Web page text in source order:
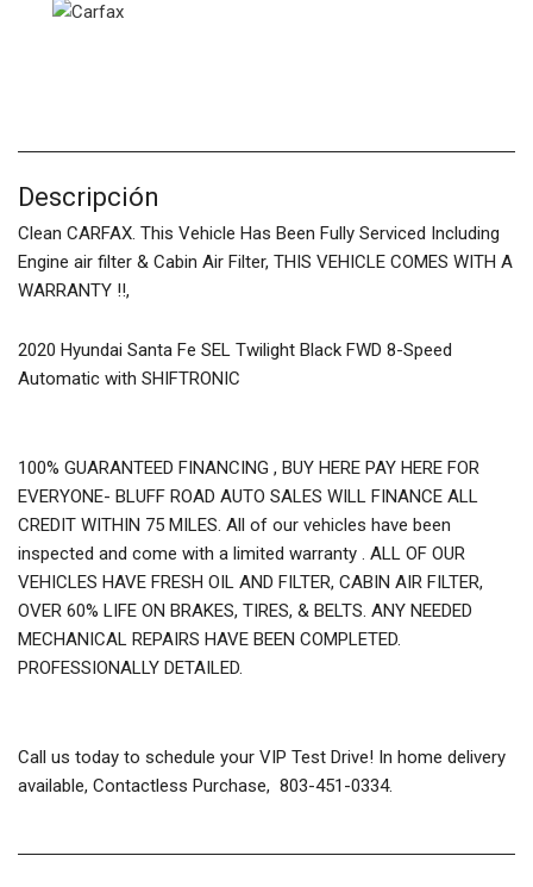
Descripción
Clean CARFAX. This Vehicle Has Been Fully Serviced Including
Engine air filter & Cabin Air Filter, THIS VEHICLE COMES WITH A
WARRANTY !!,
2020 Hyundai Santa Fe SEL Twilight Black FWD 8-Speed
Automatic with SHIFTRONIC
100% GUARANTEED FINANCING , BUY HERE PAY HERE FOR
EVERYONE- BLUFF ROAD AUTO SALES WILL FINANCE ALL
CREDIT WITHIN 75 MILES. All of our vehicles have been
inspected and come with a limited warranty . ALL OF OUR
VEHICLES HAVE FRESH OIL AND FILTER, CABIN AIR FILTER,
OVER 60% LIFE ON BRAKES, TIRES, & BELTS. ANY NEEDED
MECHANICAL REPAIRS HAVE BEEN COMPLETED.
PROFESSIONALLY DETAILED.
Call us today to schedule your VIP Test Drive! In home delivery
available, Contactless Purchase, 803-451-0334.